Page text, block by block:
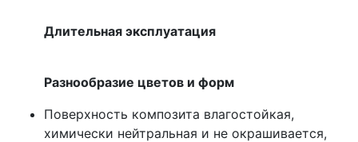
Длительная эксплуатация
Разнообразие цветов и форм
Поверхность композита влагостойкая,
химически нейтральная и не окрашивается,